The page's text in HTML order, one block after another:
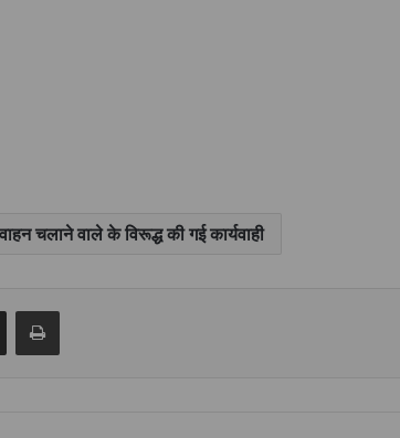
चलाने वाले के विरूद्ध की गई कार्यवाही
Share via Email Print